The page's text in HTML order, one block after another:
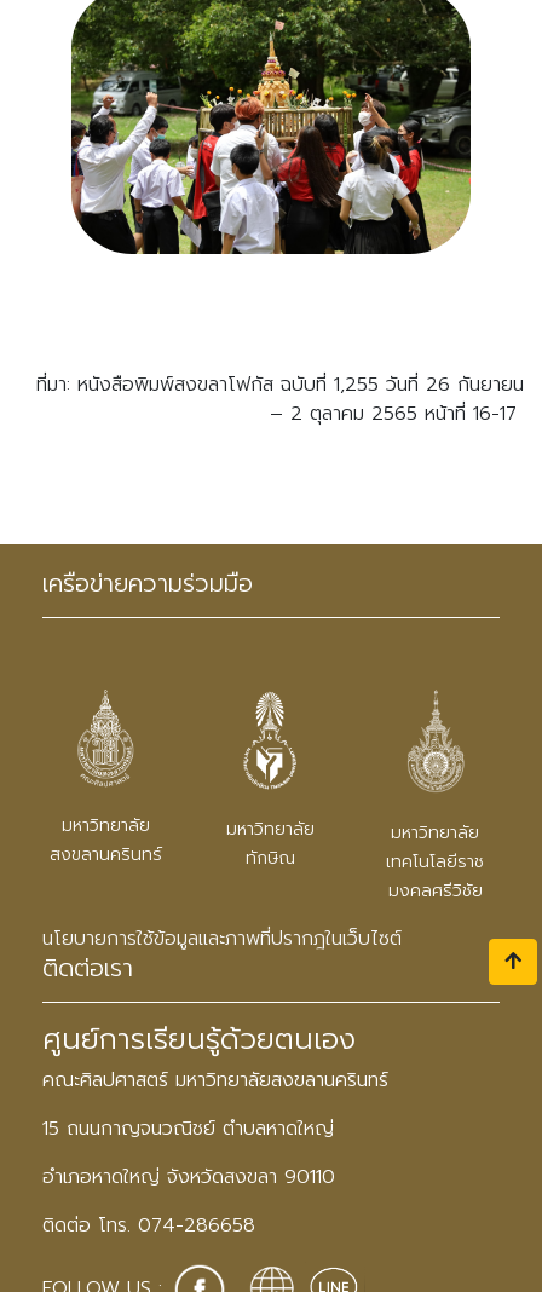
ที่มา: หนังสือพิมพ์สงขลาโฟกัส ฉบับที่ 1,255 วันที่ 26 กันยายน
– 2 ตุลาคม 2565 หน้าที่ 16-17
เครือข่ายความร่วมมือ
มหาวิทยาลัย
สงขลานครินทร์
มหาวิทยาลัย
ทักษิณ
มหาวิทยาลัย
เทคโนโลยีราช
มงคลศรีวิชัย
นโยบายการใช้ข้อมูลและภาพที่ปรากฎในเว็บไซต์
ติดต่อเรา
ศูนย์การเรียนรู้ด้วยตนเอง
คณะศิลปศาสตร์ มหาวิทยาลัยสงขลานครินทร์
15 ถนนกาญจนวณิชย์ ตำบลหาดใหญ่
อำเภอหาดใหญ่ จังหวัดสงขลา 90110
ติดต่อ โทร. 074-286658